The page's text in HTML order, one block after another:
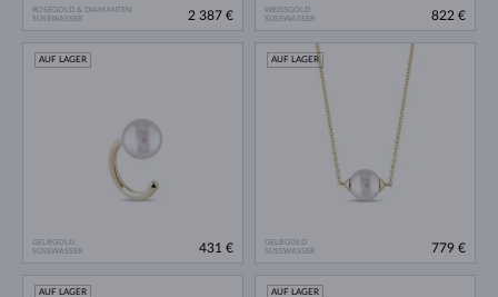
ROSÉGOLD & DIAMANTEN
SÜSSWASSER
2 387 €
WEISSGOLD
SÜSSWASSER
822 €
GELBGOLD
SÜSSWASSER
AUF LAGER
431 €
GELBGOLD
SÜSSWASSER
AUF LAGER
779 €
AUF LAGER AUF LAGER